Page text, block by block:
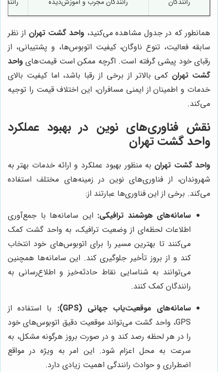
همانطور که در جدول مشاهده می‌کنید،واحد گشت تهران از نظر
سابقه فعالیت، تنوع ناوگان، کیفیت اتوبوس‌ها، و پشتیبانی، از
رقبای خود پیشی گرفته است. اگرچه ممکن است قیمت‌های واحد
گشت تهران کمی بالاتر از برخی از رقبا باشد، اما کیفیت بالای
خدمات و اطمینان از ایمنی مسافران، این اختلاف قیمت را توجیه
می‌کند.
نقش فناوری‌های نوین در بهبود عملکرد
واحد گشت تهران
واحد گشت تهران به منظور بهبود عملکرد و ارائه خدمات بهتر به
شهروندان، از فناوری‌های نوین در زمینه‌های مختلف استفاده
می‌کند. برخی از این فناوری‌ها عبارتند از:
سامانه‌های هوشمند ترافیکی: این سامانه‌ها با جمع‌آوری
اطلاعات لحظه‌ای از وضعیت ترافیک، به واحد گشت کمک
می‌کنند تا بهترین مسیر را برای اتوبوس‌های خود انتخاب
کند و از بروز تأخیر جلوگیری کند. این سامانه‌ها همچنین
می‌توانند به شناسایی نقاط حادثه‌خیز و اطلاع‌رسانی به
رانندگان کمک کنند.
سامانه‌های موقعیت‌یاب جهانی (GPS):
با استفاده از
GPS، واحد گشت می‌تواند موقعیت دقیق اتوبوس‌های خود
را در هر لحظه رصد کند و در صورت بروز هرگونه مشکل، به
سرعت به محل اعزام شود. این امر به ویژه در مواقع
اضطراری و حوادث رانندگی اهمیت زیادی دارد.